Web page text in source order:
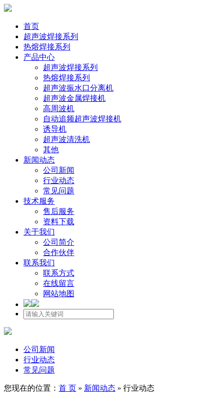
首页
超声波焊接系列
热熔焊接系列
产品中心
超声波焊接系列
热熔焊接系列
超声波振水口分离机
超声波金属焊接机
高周波机
自动追频超声波焊接机
诱导机
超声波清洗机
其他
新闻动态
公司新闻
行业动态
常见问题
技术服务
售后服务
资料下载
关于我们
公司简介
合作伙伴
联系我们
联系方式
在线留言
网站地图
公司新闻
行业动态
常见问题
您现在的位置： 首 页 » 新闻动态 » 行业动态